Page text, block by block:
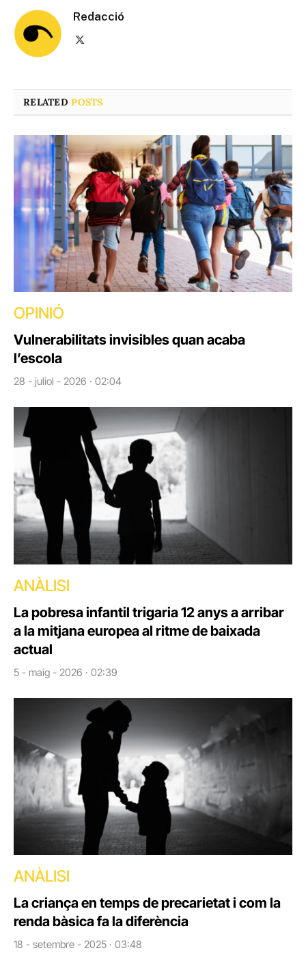
Redacció
RELATEDPOSTS
OPINIÓ
Vulnerabilitats invisibles quan acaba
l’escola
28 - juliol - 2026 · 02:04
ANÀLISI
La pobresa infantil trigaria 12 anys a arribar
a la mitjana europea al ritme de baixada
actual
5 - maig - 2026 · 02:39
ANÀLISI
La criança en temps de precarietat i com la
renda bàsica fa la diferència
18 - setembre - 2025 · 03:48